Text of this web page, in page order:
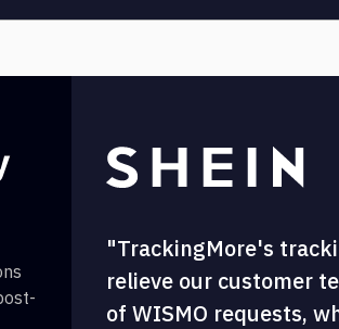
"TrackingMore's
relieve our customer
of WISMO requests,